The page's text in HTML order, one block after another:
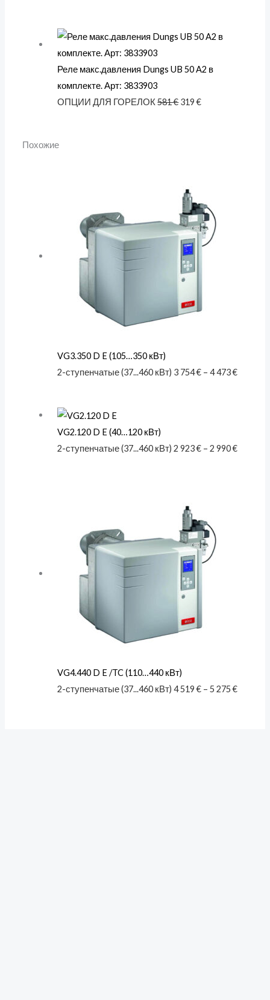
Реле макс.давления Dungs UB 50 A2 в
комплекте. Арт: 3833903
ОПЦИИ ДЛЯ ГОРЕЛОК581€ 319€
Похожие
VG3.350 D E (105…350 кВт)
2-ступенчатые (37...460 кВт) 3 754€ – 4 473€
VG2.120 D E (40…120 кВт)
2-ступенчатые (37...460 кВт)2 923€ – 2 990€
VG4.440 D E /TC (110…440 кВт)
2-ступенчатые (37...460 кВт)4 519€ – 5 275€